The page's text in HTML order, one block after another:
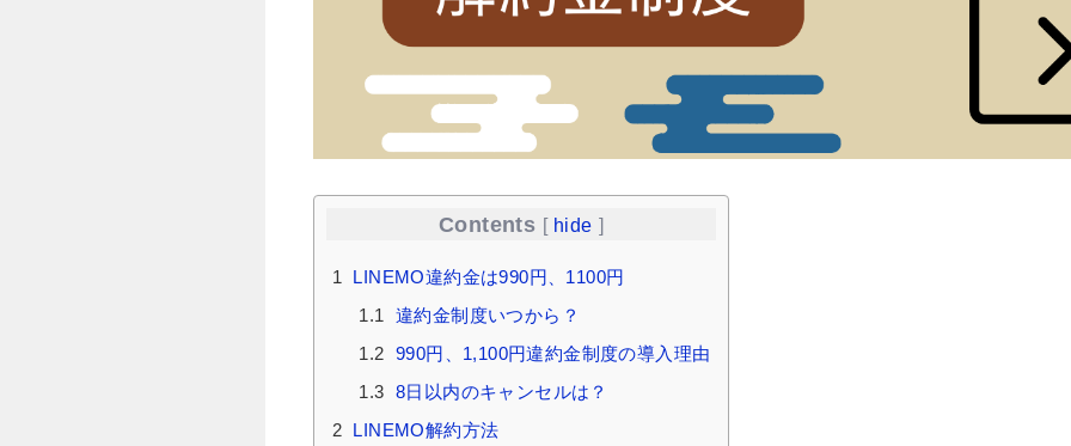
Contents [ hide ]
1
LINEMO違約金は990円、1100円
1.1
違約金制度いつから？
1.2 990円、1,100円違約金制度の導入理由
1.3 8日以内のキャンセルは？
2 LINEMO解約方法